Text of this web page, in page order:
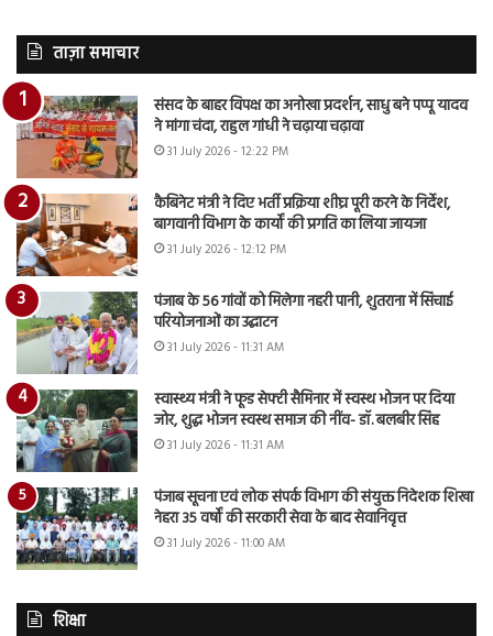
ताज़ा समाचार
संसद के बाहर विपक्ष का अनोखा प्रदर्शन, साधु बने पप्पू यादव
ने मांगा चंदा, राहुल गांधी ने चढ़ाया चढ़ावा
31 July 2026 - 12:22 PM
कैबिनेट मंत्री ने दिए भर्ती प्रक्रिया शीघ्र पूरी करने के निर्देश,
बागवानी विभाग के कार्यों की प्रगति का लिया जायजा
31 July 2026 - 12:12 PM
पंजाब के 56 गांवों को मिलेगा नहरी पानी, शुतराना में सिंचाई
परियोजनाओं का उद्घाटन
31 July 2026 - 11:31 AM
स्वास्थ्य मंत्री ने फूड सेफ्टी सैमिनार में स्वस्थ भोजन पर दिया
जोर, शुद्ध भोजन स्वस्थ समाज की नींव- डॉ. बलबीर सिंह
31 July 2026 - 11:31 AM
पंजाब सूचना एवं लोक संपर्क विभाग की संयुक्त निदेशक शिखा
नेहरा 35 वर्षों की सरकारी सेवा के बाद सेवानिवृत्त
31 July 2026 - 11:00 AM
शिक्षा